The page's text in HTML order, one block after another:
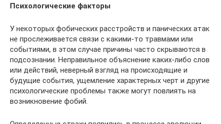
Психологические факторы
У некоторых фобических расстройств и панических атак
не прослеживается связи с какими-то травмами или
событиями, в этом случае причины часто скрываются в
подсознании. Неправильное объяснение каких-либо слов
или действий, неверный взгляд на происходящие и
будущие события, ущемление характерных черт и другие
психологические проблемы также могут повлиять на
возникновение фобий.